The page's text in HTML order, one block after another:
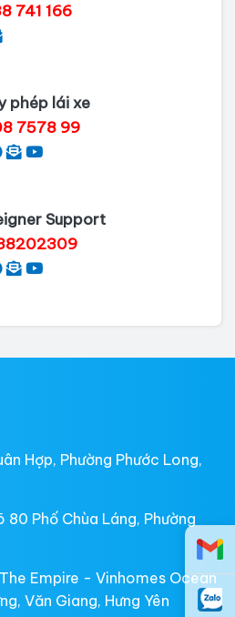
741 166
phép lái xe
7578 99
Support
Hợp, Phường Phước Long,
80 Phố Chùa Láng, Phường
Empire - Vinhomes Ocean
Văn Giang, Hưng Yên